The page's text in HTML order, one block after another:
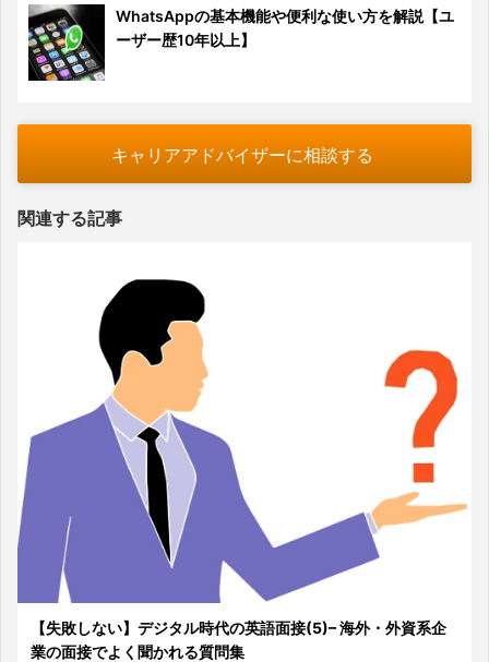
WhatsAppの基本機能や便利な使い方を解説【ユ
ーザー歴10年以上】
キャリアアドバイザーに相談する
関連する記事
【失敗しない】デジタル時代の英語面接(5)– 海外・外資系企
業の面接でよく聞かれる質問集